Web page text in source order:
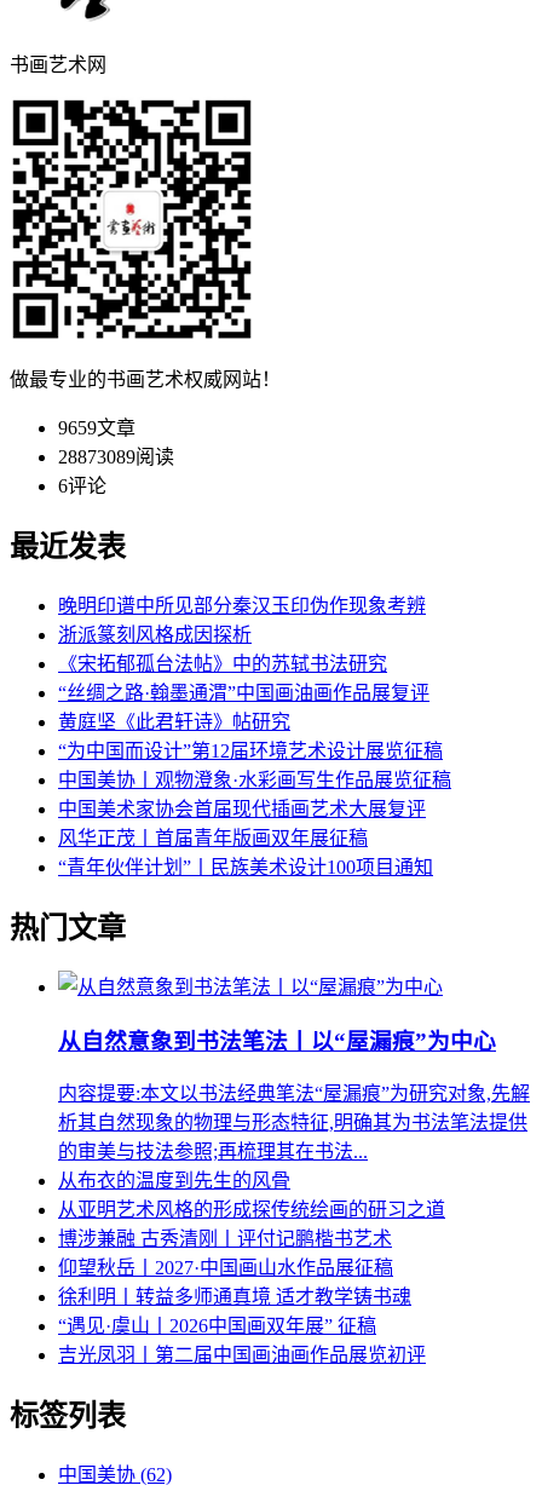
书画艺术网
做最专业的书画艺术权威网站！
9659文章
28873089阅读
6评论
最近发表
晚明印谱中所见部分秦汉玉印伪作现象考辨
浙派篆刻风格成因探析
《宋拓郁孤台法帖》中的苏轼书法研究
“丝绸之路·翰墨通渭”中国画油画作品展复评
黄庭坚《此君轩诗》帖研究
“为中国而设计”第12届环境艺术设计展览征稿
中国美协丨观物澄象·水彩画写生作品展览征稿
中国美术家协会首届现代插画艺术大展复评
风华正茂丨首届青年版画双年展征稿
“青年伙伴计划”丨民族美术设计100项目通知
热门文章
从自然意象到书法笔法丨以“屋漏痕”为中心
内容提要:本文以书法经典笔法“屋漏痕”为研究对象,先解
析其自然现象的物理与形态特征,明确其为书法笔法提供
的审美与技法参照;再梳理其在书法...
从布衣的温度到先生的风骨
从亚明艺术风格的形成探传统绘画的研习之道
博涉兼融 古秀清刚丨评付记鹏楷书艺术
仰望秋岳丨2027·中国画山水作品展征稿
徐利明丨转益多师通真境 适才教学铸书魂
“遇见·虞山丨2026中国画双年展” 征稿
吉光凤羽丨第二届中国画油画作品展览初评
标签列表
中国美协 (62)